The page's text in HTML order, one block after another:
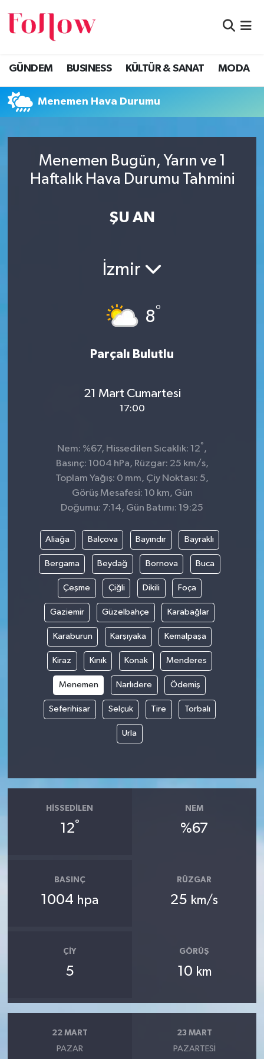
GÜNDEM BUSINESS KÜLTÜR & SANAT MODA
Menemen Hava Durumu
Menemen Bugün, Yarın ve 1
Haftalık Hava Durumu Tahmini
ŞU AN
İzmir
8°
Parçalı Bulutlu
21 Mart Cumartesi
17:00
Nem: %67, Hissedilen Sıcaklık: 12° ,
Basınç: 1004 hPa, Rüzgar: 25 km/s,
Toplam Yağış: 0 mm, Çiy Noktası: 5,
Görüş Mesafesi: 10 km, Gün
Doğumu: 7:14, Gün Batımı: 19:25
Aliağa Balçova Bayındır Bayraklı
Bergama Beydağ Bornova Buca
Çeşme Çiğli Dikili Foça
Gaziemir Güzelbahçe Karabağlar
Karaburun Karşıyaka Kemalpaşa
Kiraz Kınık Konak Menderes
Menemen Narlıdere Ödemiş
Seferihisar Selçuk Tire Torbalı
Urla
HISSEDILEN
12°
NEM
%67
BASINÇ
1004 hpa
RÜZGAR
25 km/s
ÇIY
5
GÖRÜŞ
10 km
22 MART
PAZAR
23 MART
PAZARTESI
GÜNDEM
BUSINESS
KÜLTÜR & SANAT
MODA
EĞİTİM
Eskişehir Nöbetçi Eczaneler
Eskişehir Hava Durumu
Eskişehir Namaz Vakitleri
Eskişehir Trafik Yoğunluk Haritası
Süper Lig Puan Durumu ve Fikstür
Son Dakika Haberleri